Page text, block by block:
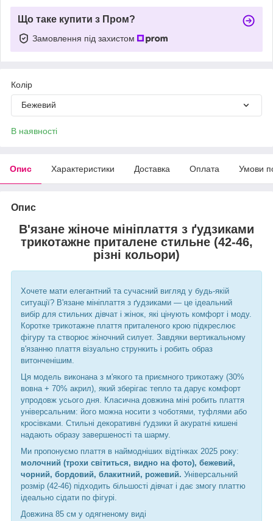
Що таке купити з Пром?
Замовлення під захистом
Колір
Бежевий
В наявності
Опис Характеристики Доставка Оплата Умови
Опис
В'язане жіноче мініплаття з ґудзиками
трикотажне приталене стильне (42-46,
різні кольори)
Хочете мати елегантний та сучасний вигляд у будь-якій
ситуації? В'язане мініплаття з ґудзиками — це ідеальний
вибір для стильних дівчат і жінок, які цінують комфорт і моду.
Коротке трикотажне плаття приталеного крою підкреслює
фігуру та створює жіночний силует. Завдяки вертикальному
в'язанню плаття візуально стрункить і робить образ
витонченішим.
Ця модель виконана з м'якого та приємного трикотажу (30%
вовна + 70% акрил), який зберігає тепло та дарує комфорт
упродовж усього дня. Класична довжина міні робить плаття
універсальним: його можна носити з чоботями, туфлями або
кросівками. Стильні декоративні ґудзики й акуратні кишені
надають образу завершеності та шарму.
Ми пропонуємо плаття в наймодніших відтінках 2025 року:
молочний (трохи світиться, видно на фото), бежевий,
чорний, бордовий, блакитний, рожевий. Універсальний
розмір (42-46) підходить більшості дівчат і дає змогу платтю
ідеально сідати по фігурі.
Довжина 85 см у одягненому виді